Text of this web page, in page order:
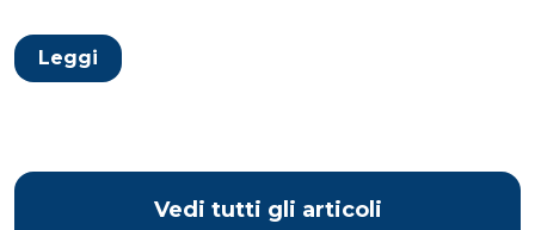
Leggi
Vedi tutti gli articoli